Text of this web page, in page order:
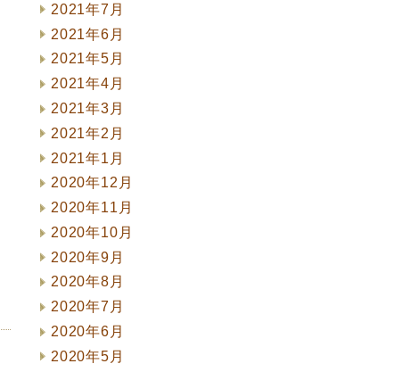
2021年7月
2021年6月
2021年5月
2021年4月
2021年3月
2021年2月
2021年1月
2020年12月
2020年11月
2020年10月
2020年9月
2020年8月
2020年7月
2020年6月
2020年5月